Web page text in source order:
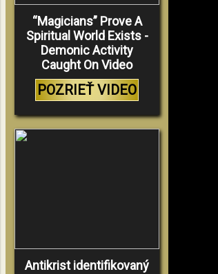
“Magicians” Prove A
Spiritual World Exists -
Demonic Activity
Caught On Video
POZRIEŤ VIDEO
Antikrist identifikovaný